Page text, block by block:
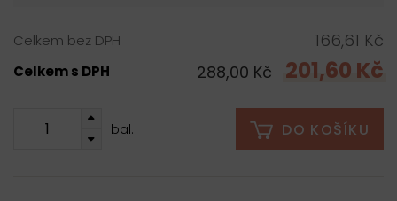
Celkem bez DPH 166,61 Kč
Celkem s DPH 288,00 Kč 201,60 Kč
bal. DO KOŠÍKU